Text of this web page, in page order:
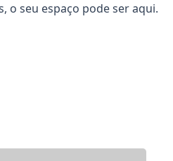
o seu espaço pode ser aqui.